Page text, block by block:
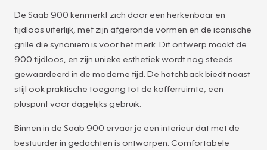
De Saab 900 kenmerkt zich door een herkenbaar en
tijdloos uiterlijk, met zijn afgeronde vormen en de iconische
grille die synoniem is voor het merk. Dit ontwerp maakt de
900 tijdloos, en zijn unieke esthetiek wordt nog steeds
gewaardeerd in de moderne tijd. De hatchback biedt naast
stijl ook praktische toegang tot de kofferruimte, een
pluspunt voor dagelijks gebruik.
Binnen in de Saab 900 ervaar je een interieur dat met de
bestuurder in gedachten is ontworpen. Comfortabele